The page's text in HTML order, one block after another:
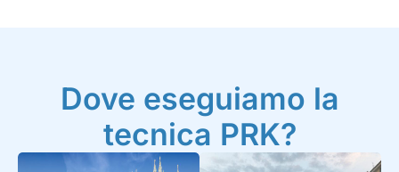
Dove eseguiamo la
tecnica PRK?